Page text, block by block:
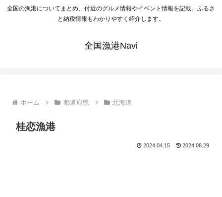
全国の漁港についてまとめ、付近のグルメ情報やイベント情報を記載。ふるさ
と納税情報もわかりやすく紹介します。
全国漁港Navi
ホーム 都道府県 北海道
桂恋漁港
2024.04.15 2024.08.29